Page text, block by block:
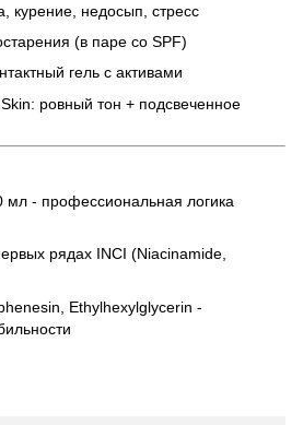
курение, недосып, стресс
(в паре со SPF)
гель с активами
ровный тон + подсвеченное
- профессиональная логика
рядах INCI (Niacinamide,
Ethylhexylglycerin -